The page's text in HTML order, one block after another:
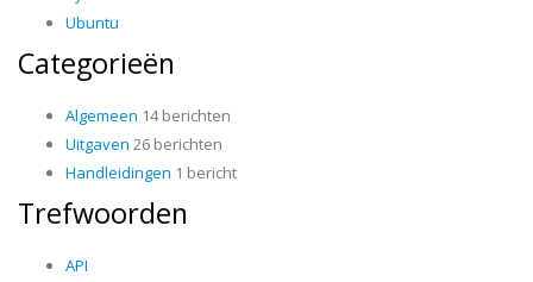
Ubuntu
Categorieën
Algemeen 14 berichten
Uitgaven 26 berichten
Handleidingen 1 bericht
Trefwoorden
API